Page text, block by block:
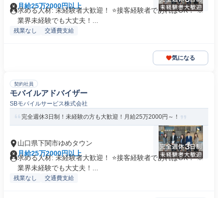
月給25万2000円以上
求める人材: 未経験者大歓迎！ ⭐接客経験者であればOK！ ※
業界未経験でも大丈夫！...
残業なし 交通費支給
気になる
契約社員
モバイルアドバイザー
SBモバイルサービス株式会社
完全週休3日制！未経験の方も大歓迎！月給25万2000円～！
山口県下関市ゆめタウン
月給25万2000円以上
求める人材: 未経験者大歓迎！ ⭐接客経験者であればOK！ ※
業界未経験でも大丈夫！...
残業なし 交通費支給